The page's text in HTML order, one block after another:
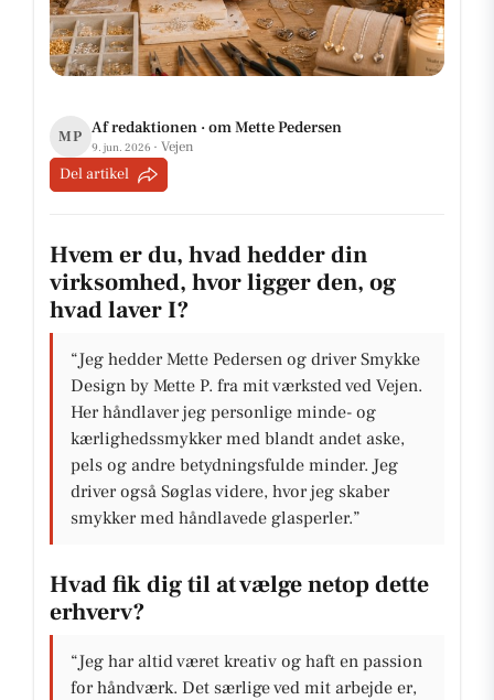
MP Af redaktionen · om Mette Pedersen
9. jun. 2026 · Vejen
Del artikel
Hvem er du, hvad hedder din
virksomhed, hvor ligger den, og
hvad laver I?
“Jeg hedder Mette Pedersen og driver Smykke
Design by Mette P. fra mit værksted ved Vejen.
Her håndlaver jeg personlige minde- og
kærlighedssmykker med blandt andet aske,
pels og andre betydningsfulde minder. Jeg
driver også Søglas videre, hvor jeg skaber
smykker med håndlavede glasperler.”
Hvad fik dig til at vælge netop dette
erhverv?
“Jeg har altid været kreativ og haft en passion
for håndværk. Det særlige ved mit arbejde er,